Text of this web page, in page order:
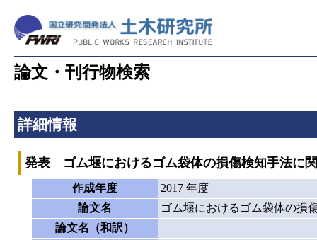
論文・刊行物検索
詳細情報
発表 ゴム堰におけるゴム袋体の損傷検知手法に
作成年度
2017 年度
論文名
ゴム堰におけるゴム袋体の損
論文名（和訳）